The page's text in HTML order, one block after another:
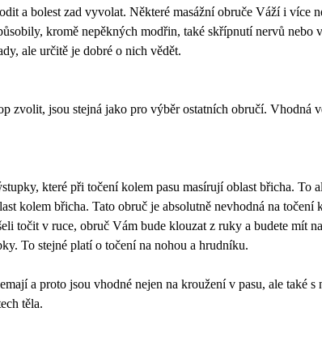
a bolest zad vyvolat. Některé masážní obruče Váží i více
kromě nepěkných modřin, také skřípnutí nervů nebo
ale určitě je dobré o nich vědět.
zvolit, jsou stejná jako pro výběr ostatních obručí. Vhodná
které při točení kolem pasu masírují oblast břicha. To
kolem břicha. Tato obruč je absolutně nevhodná na točení
točit v ruce, obruč Vám bude klouzat z ruky a budete mít
To stejné platí o točení na nohou a hrudníku.
a proto jsou vhodné nejen na kroužení v pasu, ale také s
těla.